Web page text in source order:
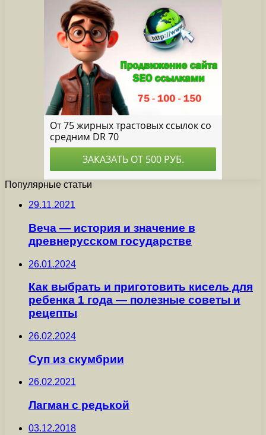
Популярные статьи
29.11.2021
Веча — история и значение в
древнерусском государстве
26.01.2024
Как выбрать и приготовить кисель для
ребенка 1 года — полезные советы и
рецепты
26.02.2024
Суп из скумбрии
26.02.2021
Лагман с редькой
03.12.2018